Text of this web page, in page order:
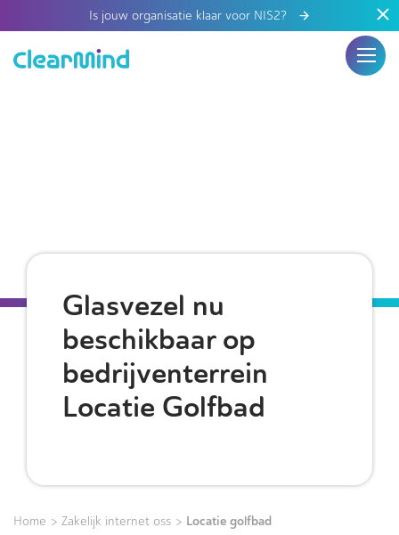
Is jouw organisatie klaar voor NIS2?
Glasvezel nu
beschikbaar op
bedrijventerrein
Locatie Golfbad
Home > Zakelijk internet oss > Locatie golfbad